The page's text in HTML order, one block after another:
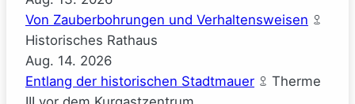
Von Zauberbohrungen und Verhaltensweisen
Historisches Rathaus
Aug. 14. 2026
Entlang der historischen Stadtmauer
Therme